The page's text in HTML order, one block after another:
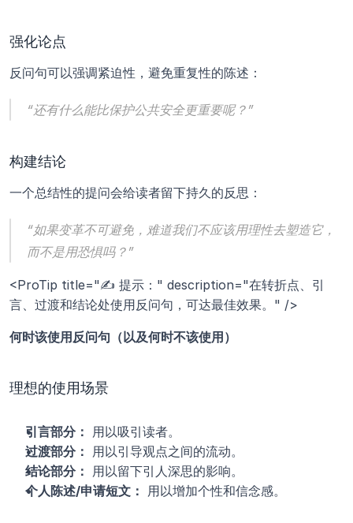
强化论点
反问句可以强调紧迫性，避免重复性的陈述：
“还有什么能比保护公共安全更重要呢？”
构建结论
一个总结性的提问会给读者留下持久的反思：
“如果变革不可避免，难道我们不应该用理性去塑造它，
而不是用恐惧吗？”
<ProTip title="✍️ 提示：" description="在转折点、引
言、过渡和结论处使用反问句，可达最佳效果。" />
何时该使用反问句（以及何时不该使用）
理想的使用场景
引言部分： 用以吸引读者。
过渡部分： 用以引导观点之间的流动。
结论部分： 用以留下引人深思的影响。
个人陈述/申请短文： 用以增加个性和信念感。